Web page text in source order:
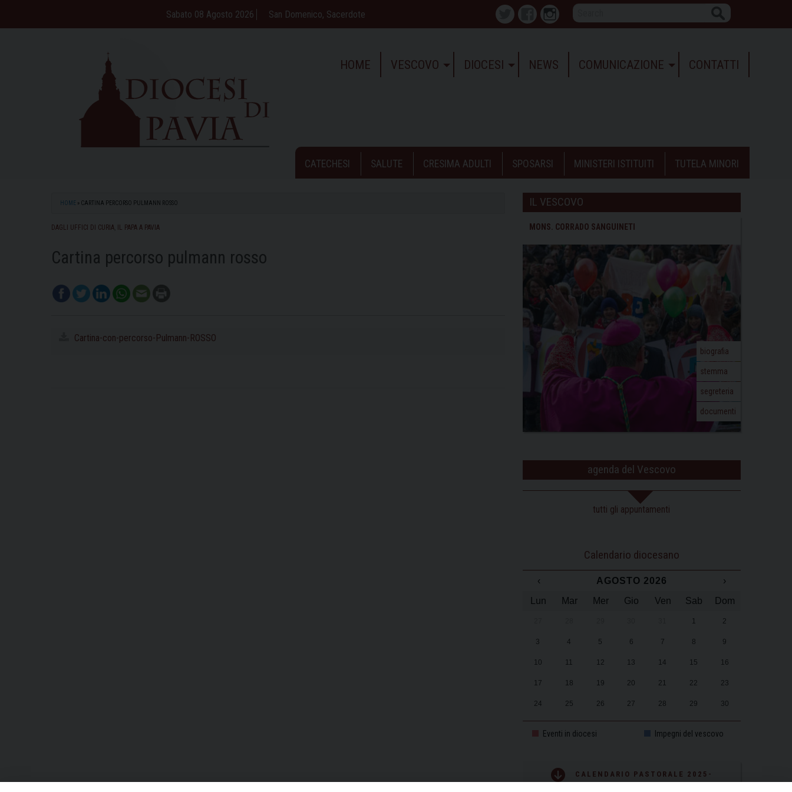
Sabato 08 Agosto 2026 San Domenico, Sacerdote Twitter FacebookInstagram
HOME VESCOVO DIOCESI NEWS COMUNICAZIONE CONTATTI
CATECHESI SALUTE CRESIMA ADULTI SPOSARSI MINISTERI ISTITUITI TUTELA MINORI
HOME » CARTINA PERCORSO PULMANN ROSSO
DAGLI UFFICI DI CURIA IL PAPA A PAVIA
Cartina percorso pulmann rosso
Cartina-con-percorso-Pulmann-ROSSO
IL VESCOVO
MONS. CORRADO SANGUINETI
biografia
stemma
segreteria
documenti
agenda del Vescovo
tutti gli appuntamenti
Calendario diocesano
‹ AGOSTO 2026
›
Lun
Mar Mer Gio Ven Sab Dom
1 2
3 4 5 6 7 8 9
10 11 12 13 14 15 16
17 18 19 20 21 22 23
24 25 26 27 28 29 30
31 1 2 3 4 5 6
Eventi in diocesi Impegni del vescovo
CALENDARIO PASTORALE 2025-